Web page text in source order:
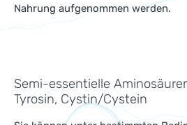
Nahrung aufgenommen werden.
Semi-essentielle
Tyrosin, Cystin/Cystein